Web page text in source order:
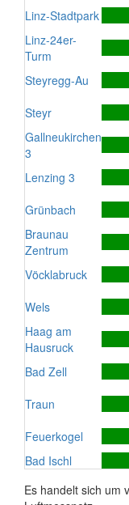
Linz-Stadtpark
Linz-24er-
Turm
Steyregg-Au
Steyr
Gallneukirchen
3
Lenzing 3
Grünbach
Braunau
Zentrum
Vöcklabruck
Wels
Haag am
Hausruck
Bad Zell
Traun
Feuerkogel
Bad Ischl
Es handelt sich um